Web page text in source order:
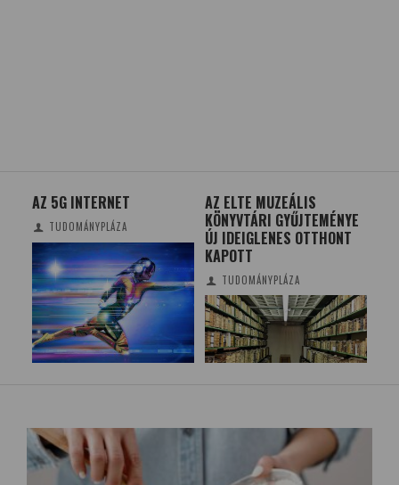
AZ 5G INTERNET
TUDOMÁNYPLÁZA
AZ ELTE MUZEÁLIS
KÖNYVTÁRI GYŰJTEMÉNYE
ÚJ IDEIGLENES OTTHONT
KAPOTT
TUDOMÁNYPLÁZA